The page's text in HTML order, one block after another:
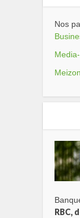
Nos
RBC,